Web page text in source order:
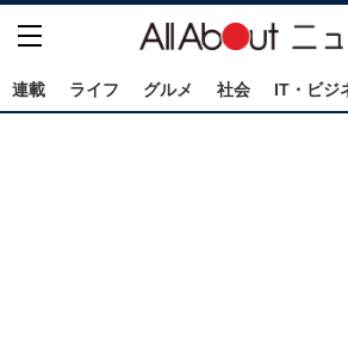
連載 ライフ グルメ 社会 IT・ビジ